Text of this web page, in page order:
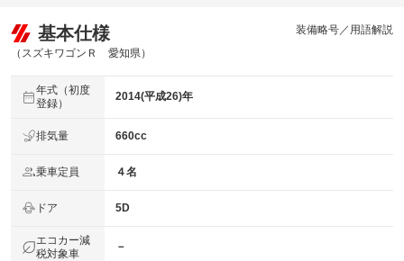
基本仕様
（スズキワゴンＲ 愛知県）
装備略号／用語解説
年式（初度
登録）
2014(平成26)年
排気量 660cc
乗車定員 ４名
ドア 5D
エコカー減
税対象車
－